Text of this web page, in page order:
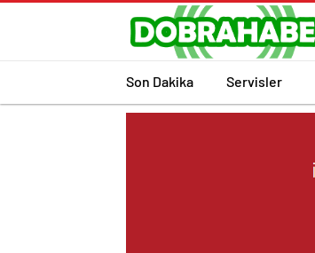
Son Dakika Servisler